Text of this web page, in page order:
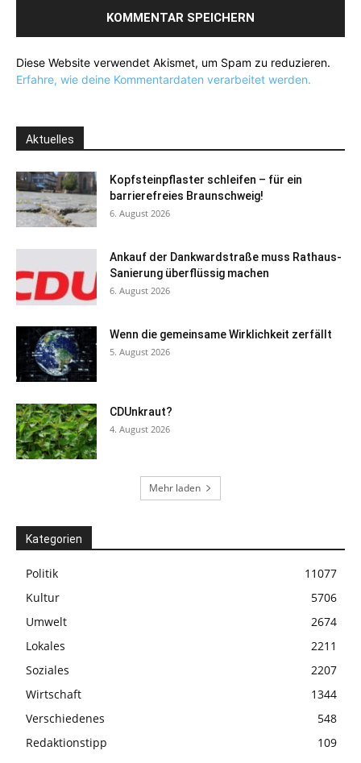
Diese Website verwendet Akismet, um Spam zu reduzieren.
Erfahre, wie deine Kommentardaten verarbeitet werden.
Aktuelles
Kopfsteinpflaster schleifen – für ein
barrierefreies Braunschweig!
6. August 2026
Ankauf der Dankwardstraße muss Rathaus-
Sanierung überflüssig machen
6. August 2026
Wenn die gemeinsame Wirklichkeit zerfällt
5. August 2026
CDUnkraut?
4. August 2026
Mehr laden
Kategorien
Politik
11077
Kultur
5706
Umwelt
2674
Lokales
2211
Soziales
2207
Wirtschaft
1344
Verschiedenes
548
Redaktionstipp
109